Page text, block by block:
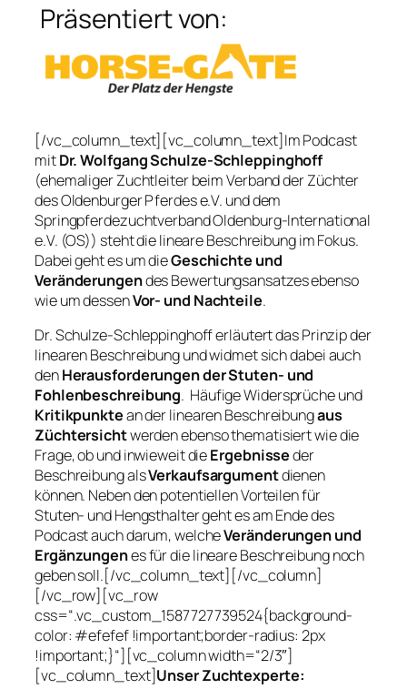
Präsentiert von:
[/vc_column_text][vc_column_text]Im Podcast
mitDr. Wolfgang Schulze-Schleppinghoff
(ehemaliger Zuchtleiter beim Verband der Züchter
des Oldenburger Pferdes e.V. und dem
Springpferdezuchtverband Oldenburg-International
e.V. (OS)) steht die lineare Beschreibung im Fokus.
Dabei geht es um dieGeschichte und
Veränderungendes Bewertungsansatzes ebenso
wie um dessenVor- und Nachteile.
Dr. Schulze-Schleppinghoff erläutert das Prinzip der
linearen Beschreibung und widmet sich dabei auch
denHerausforderungen der Stuten- und
Fohlenbeschreibung. Häufige Widersprüche und
Kritikpunktean der linearen Beschreibungaus
Züchtersichtwerden ebenso thematisiert wie die
Frage, ob und inwieweit dieErgebnisseder
Beschreibung alsVerkaufsargumentdienen
können. Neben den potentiellen Vorteilen für
Stuten- und Hengsthalter geht es am Ende des
Podcast auch darum, welcheVeränderungen und
Ergänzungenes für die lineare Beschreibung noch
geben soll.[/vc_column_text][/vc_column]
[/vc_row][vc_row
css=“.vc_custom_1587727739524{background-
color: #efefef !important;border-radius: 2px
!important;}“][vc_column width=“2/3″]
[vc_column_text]Unser Zuchtexperte: